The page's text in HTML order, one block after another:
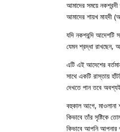
আমাদের সময়ে
আমাদের শায়খ মাহদী
যদি নকশবন্দি আদেশটি
যেমন শ্রদ্ধা রাখছেন,
এটি এই আদেশের
সাথে একটি রাস্তায়
দেখতে পান তবে
বহুকাল আগে, মাওলানা
কিভাবে তাঁর সৃষ্টিকে
কিভাবে আপনি আপনার